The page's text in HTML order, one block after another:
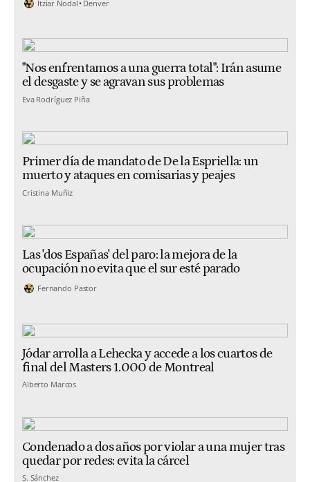
Itziar Nodal Denver
"Nos enfrentamos a una guerra total": Irán asume
el desgaste y se agravan sus problemas
Eva Rodríguez Piña
Primer día de mandato de De la Espriella: un
muerto y ataques en comisarias y peajes
Cristina Muñiz
Las 'dos Españas' del paro: la mejora de la
ocupación no evita que el sur esté parado
Fernando Pastor
Jódar arrolla a Lehecka y accede a los cuartos de
final del Masters 1.000 de Montreal
Alberto Marcos
Condenado a dos años por violar a una mujer tras
quedar por redes: evita la cárcel
S. Sánchez